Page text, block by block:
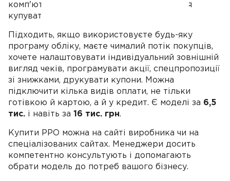
комп'ютера чи POS-системи (її доведеться
купувати додатково).
Підходить, якщо використовуєте будь-яку
програму обліку, маєте чималий потік покупців,
хочете налаштовувати індивідуальний зовнішній
вигляд чеків, програмувати акції, спецпропозиції
зі знижками, друкувати купони. Можна
підключити кілька видів оплати, не тільки
готівкою й картою, а й у кредит. Є моделі за 6,5
тис. і навіть за 16 тис. грн.
Купити РРО можна на сайті виробника чи на
спеціалізованих сайтах. Менеджери досить
компетентно консультують і допомагають
обрати модель до потреб вашого бізнесу.